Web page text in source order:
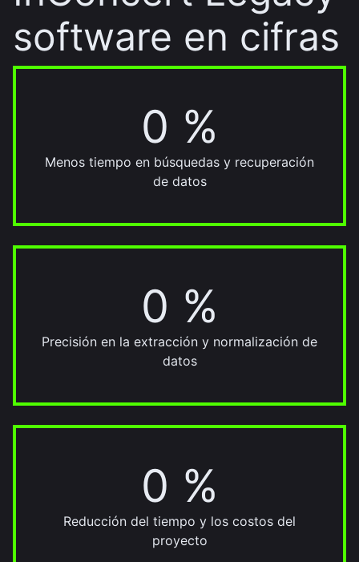
software en cifras
0 %
95 %
Menos tiempo en búsquedas y recuperación
de datos
0 %
90 %
Precisión en la extracción y normalización de
datos
0 %
20 %
Reducción del tiempo y los costos del
proyecto